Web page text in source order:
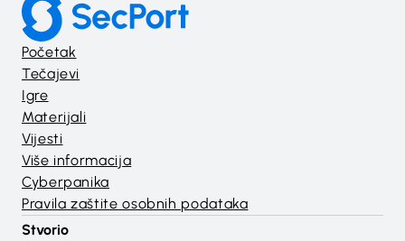
Početak
Tečajevi
Igre
Materijali
Vijesti
Više informacija
Cyberpanika
Pravila zaštite osobnih podataka
Stvorio